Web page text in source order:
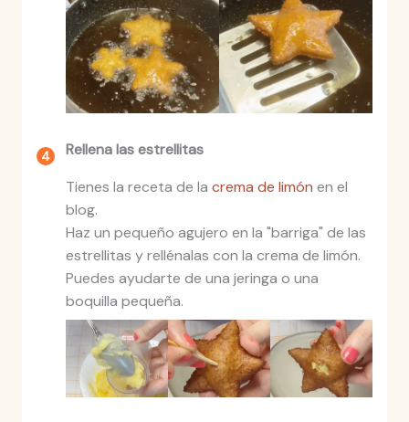
Rellena las estrellitas
Tienes la receta de la crema de limón en el
blog.
Haz un pequeño agujero en la "barriga" de las
estrellitas y rellénalas con la crema de limón.
Puedes ayudarte de una jeringa o una
boquilla pequeña.